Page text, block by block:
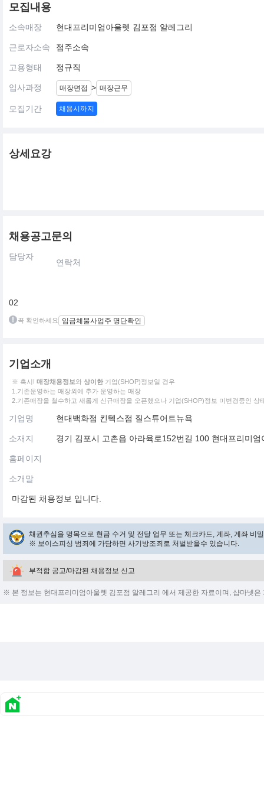
모집내용
소속매장 현대프리미엄아울렛 김포점 알레그리
근로자소속 점주소속
고용형태 정규직
입사과정 매장면접 > 매장근무
모집기간 채용시까지
상세요강
채용공고문의
담당자
연락처
02
꼭 확인하세요 임금체불사업주 명단확인
기업소개
※ 혹시! 매장채용정보와 상이한 기업(SHOP)정보일 경우
1.기존운영하는 매장외에 추가 운영하는 매장
2.기존매장을 철수하고 새롭게 신규매장을 오픈했으나 기업(SHOP)정보 미변경중인 상
기업명 현대백화점 킨텍스점 질스튜어트뉴욕
소재지 경기 김포시 고촌읍 아라육로152번길 100 현대프리미엄
홈페이지
소개말
마감된 채용정보 입니다.
채권추심을 명목으로 현금 수거 및 전달 업무 또는 체크카드, 계좌, 계좌
※ 보이스피싱 범죄에 가담하면 사기방조죄로 처벌받을수 있습니다.
부적합 공고/마감된 채용정보 신고
※ 본 정보는 현대프리미엄아울렛 김포점 알레그리 에서 제공한 자료이며, 샵마넷